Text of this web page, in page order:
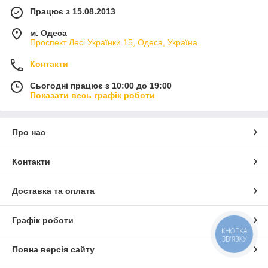
Придбання ремкомплектів гальмівного
супорта для мікроавтобусів
Наша компанія пропонує широкий вибір високоякісних
Benz Vito 638, 639, Viano. Вони містять високоякісні деталі і
компоненти, виконані з якісних матеріалів і відповідають всім
замовлення або зв'язатися з нашим відділом продажів по
Працює з 15.08.2013
м. Одеса
Проспект Лесі Українки 15, Одеса, Україна
Контакти
Сьогодні працює з 10:00 до 19:00
Показати весь графік роботи
Про нас
Контакти
Доставка та оплата
Графік роботи
Повна версія сайту
КНОПКА
ЗВ'ЯЗКУ